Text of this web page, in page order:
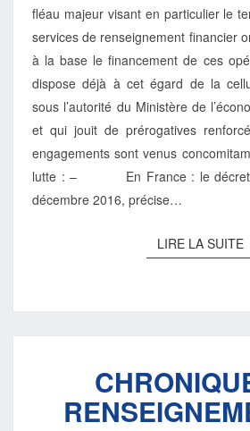
fléau majeur visant en particulier le
services de renseignement financier
à la base le financement de ces
dispose déjà à cet égard de la
sous l’autorité du Ministère de
et qui jouit de prérogatives
engagements sont venus
lutte : – En France : le décret
décembre 2016, précise…
LIRE LA SUITE
DU
(2)